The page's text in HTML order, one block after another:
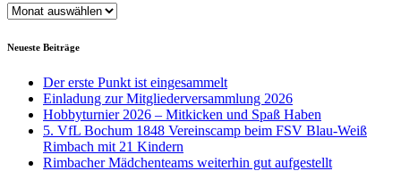
Archiv
Neueste Beiträge
Der erste Punkt ist eingesammelt
Einladung zur Mitgliederversammlung 2026
Hobbyturnier 2026 – Mitkicken und Spaß Haben
5. VfL Bochum 1848 Vereinscamp beim FSV Blau-Weiß
Rimbach mit 21 Kindern
Rimbacher Mädchenteams weiterhin gut aufgestellt